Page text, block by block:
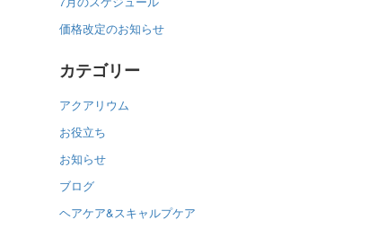
価格改定のお知らせ
カテゴリー
アクアリウム
お役立ち
お知らせ
ブログ
ヘアケア&スキャルプケア